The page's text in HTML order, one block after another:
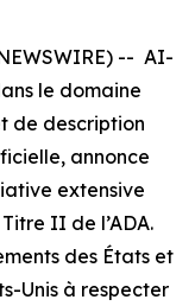
-- AI-
le domaine
de description
annonce
extensive
II de l’ADA.
des États et
Unis à respecter